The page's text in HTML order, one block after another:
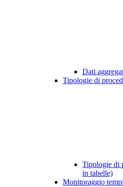
Dati
Tipologie di
Tipologie di
in tabelle)
Monitoraggio